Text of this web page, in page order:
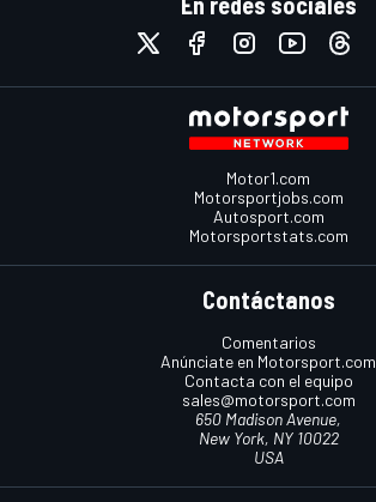
Motor1.com
Motorsportjobs.com
Autosport.com
Motorsportstats.com
Contáctanos
Comentarios
Anúnciate en Motorsport.com
Contacta con el equipo
sales@motorsport.com
650 Madison Avenue,
New York, NY 10022
USA